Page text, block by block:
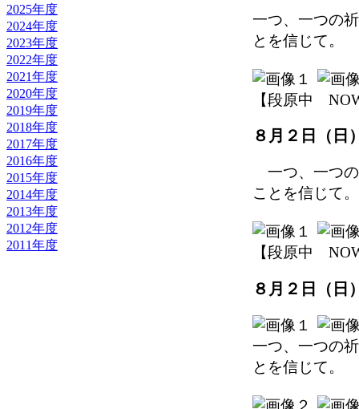
2025年度
2024年度
2023年度
2022年度
2021年度
2020年度
2019年度
2018年度
2017年度
2016年度
2015年度
2014年度
2013年度
2012年度
2011年度
一つ、一つの
とを信じて。
【段原中
８月２日（日
一つ、一つの
ことを信じて。
【段原中
８月２日（日
一つ、一つの
とを信じて。